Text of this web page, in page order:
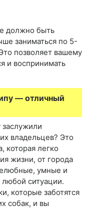
должно быть
заниматься по 5-
позволяет вашему
и воспринимать
— отличный
владельцев? Это
которая легко
жизни, от города
умные и
любой ситуации.
которые заботятся
собак, и вы